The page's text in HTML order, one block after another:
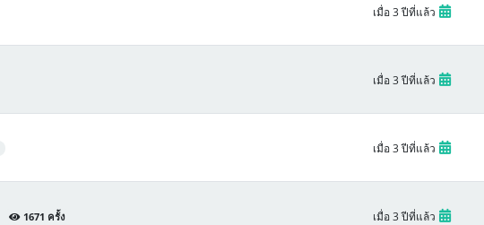
เมื่อ 3 ปีที่แล้ว
เมื่อ 3 ปีที่แล้ว
เมื่อ 3 ปีที่แล้ว
1671 ครั้ง เมื่อ 3 ปีที่แล้ว